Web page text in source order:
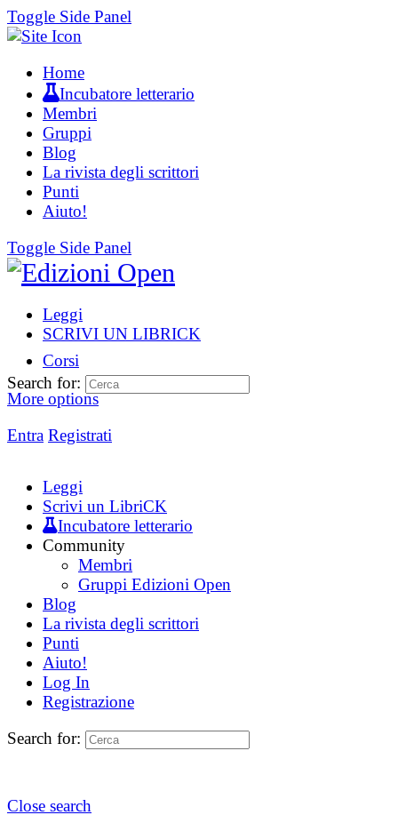
Toggle Side Panel
Home
Incubatore letterario
Membri
Gruppi
Blog
La rivista degli scrittori
Punti
Aiuto!
Toggle Side Panel
Leggi
SCRIVI UN LIBRICK
Corsi
More options
Entra Registrati
Search for:
Leggi
Scrivi un LibriCK
Incubatore letterario
Community
Membri
Gruppi Edizioni Open
Blog
La rivista degli scrittori
Punti
Aiuto!
Log In
Registrazione
Search for:
Close search